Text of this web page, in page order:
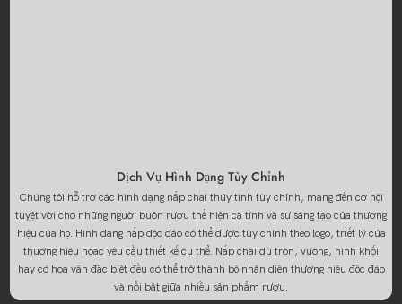
Dịch Vụ Hình Dạng Tùy Chỉnh
Chúng tôi hỗ trợ các hình dạng nắp chai thủy tinh tùy chỉnh, mang đến cơ hội
tuyệt vời cho những người buôn rượu thể hiện cá tính và sự sáng tạo của thương
hiệu của họ. Hình dạng nắp độc đáo có thể được tùy chỉnh theo logo, triết lý của
thương hiệu hoặc yêu cầu thiết kế cụ thể. Nắp chai dù tròn, vuông, hình khối
hay có hoa văn đặc biệt đều có thể trở thành bộ nhận diện thương hiệu độc đáo
và nổi bật giữa nhiều sản phẩm rượu.